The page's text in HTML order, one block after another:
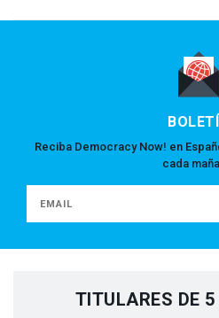
Reciba Democracy Now! en
cada
TITULARES DE